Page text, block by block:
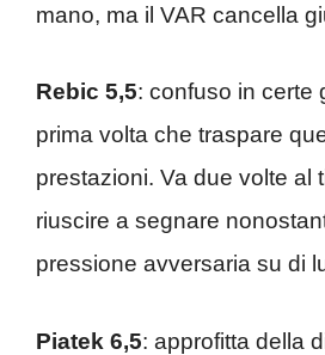
mano, ma il VAR cancella
Rebic 5,5: confuso in certe
prima volta che traspare
prestazioni. Va due volte al
riuscire a segnare
pressione avversaria su di
Piatek 6,5: approfitta della